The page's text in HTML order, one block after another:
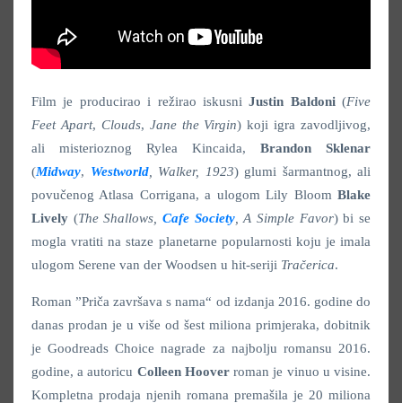
Film je producirao i režirao iskusniJustin Baldoni(Five
Feet Apart, Clouds, Jane the Virgin) koji igra zavodljivog,
ali misterioznog Rylea Kincaida, Brandon Sklenar
(Midway, Westworld, Walker, 1923) glumi šarmantnog, ali
povučenog Atlasa Corrigana, a ulogom Lily Bloom Blake
Lively (The Shallows,Cafe Society, A Simple Favor) bi se
mogla vratiti na staze planetarne popularnosti koju je imala
ulogom Serene van der Woodsen u hit-seriji Tračerica.
Roman ”Priča završava s nama“ od izdanja 2016. godine do
danas prodan je u više od šest miliona primjeraka, dobitnik
je Goodreads Choice nagrade za najbolju romansu 2016.
godine, a autoricu Colleen Hooverroman je vinuo u visine.
Kompletna prodaja njenih romana premašila je 20 miliona